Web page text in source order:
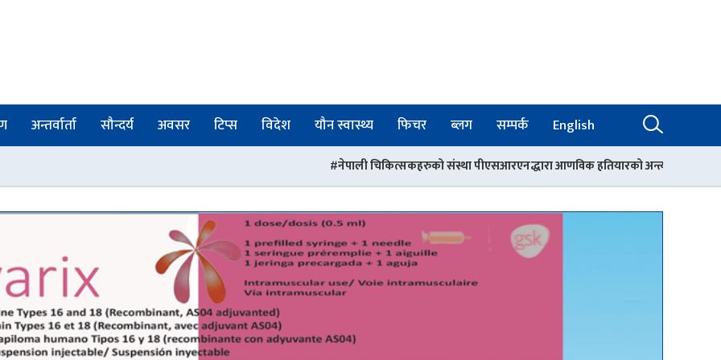
अन्तर्वार्ता सौन्दर्य अवसर टिप्स विदेश यौन स्वास्थ्य फिचर ब्लग सम्पर्क English
नेपाली चिकित्सकहरुको संस्था पीएसआरएनद्धारा आणविक हतियारको अन्त्यका लागि विश्वव्यापी एकताको आह्वान